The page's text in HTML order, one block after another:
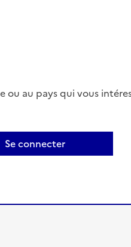
au pays qui vous
Se connecter